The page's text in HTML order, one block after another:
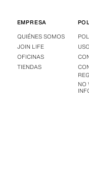
EMPRESA
QUIÉNES SOMOS
JOIN LIFE
OFICINAS
TIENDAS
NO